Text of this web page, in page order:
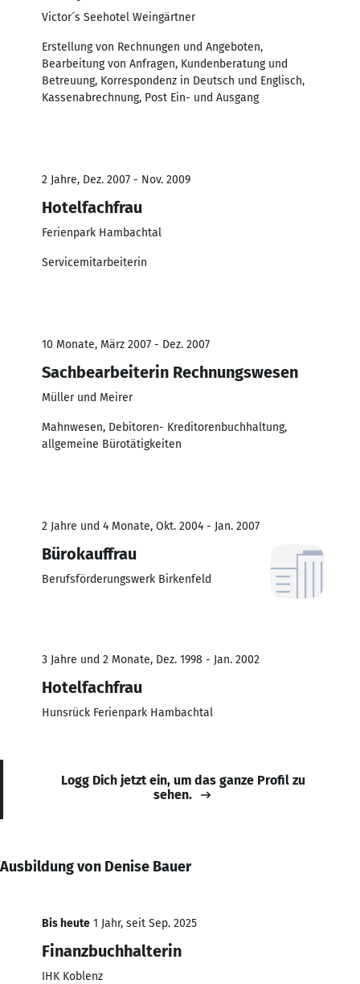
Victor´s Seehotel Weingärtner
Erstellung von Rechnungen und Angeboten,
Bearbeitung von Anfragen, Kundenberatung und
Betreuung, Korrespondenz in Deutsch und Englisch,
Kassenabrechnung, Post Ein- und Ausgang
2 Jahre, Dez. 2007 - Nov. 2009
Hotelfachfrau
Ferienpark Hambachtal
Servicemitarbeiterin
10 Monate, März 2007 - Dez. 2007
Sachbearbeiterin Rechnungswesen
Müller und Meirer
Mahnwesen, Debitoren- Kreditorenbuchhaltung,
allgemeine Bürotätigkeiten
2 Jahre und 4 Monate, Okt. 2004 - Jan. 2007
Bürokauffrau
Berufsförderungswerk Birkenfeld
3 Jahre und 2 Monate, Dez. 1998 - Jan. 2002
Hotelfachfrau
Hunsrück Ferienpark Hambachtal
Logg Dich jetzt ein, um das ganze Profil zu
sehen.
Ausbildung von Denise Bauer
Bis heute 1 Jahr, seit Sep. 2025
Finanzbuchhalterin
IHK Koblenz